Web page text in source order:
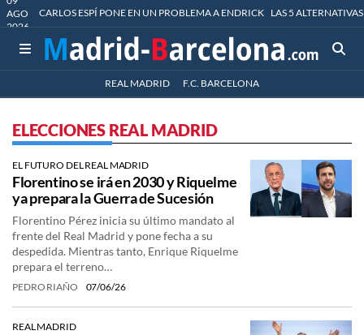
AGO
2026
CARLOS ESPÍ PONE EN UN PROBLEMA A ENDRICK LAS 5
REAL MADRID F.C. BARCELONA
ELECCIONES REAL MADRID
EL FUTURO DEL REAL MADRID
Florentino se irá en 2030 y Riquelme
ya prepara la Guerra de Sucesión
Florentino Pérez inicia su último mandato al
frente del Real Madrid y pone fecha a su
despedida. Mientras tanto, Enrique Riquelme
prepara el terreno…
PEDRO RIAÑO 07/06/26
REAL MADRID